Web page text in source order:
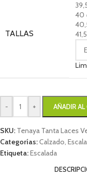
TALLAS
40
- + AÑADIR AL
SKU: Tenaya Tanta Laces
Categorías:Calzado,
Etiqueta:Escalada